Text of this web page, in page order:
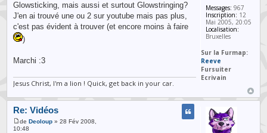
Glowsticking, mais aussi et surtout Glowstringing?
J'en ai trouvé une ou 2 sur youtube mais pas plus,
c'est pas évident à trouver (et encore moins à faire
)
Marchi :3
Jesus Christ, I'm a lion ! Quick, get back in your car.
Messages: 967
Inscription: 12
Mai 2005, 20:05
Localisation:
Bruxelles
Sur la Furmap:
Reeve
Fursuiter
Ecrivain
Re: Vidéos
de Deoloup » 28 Fév 2008,
10:48